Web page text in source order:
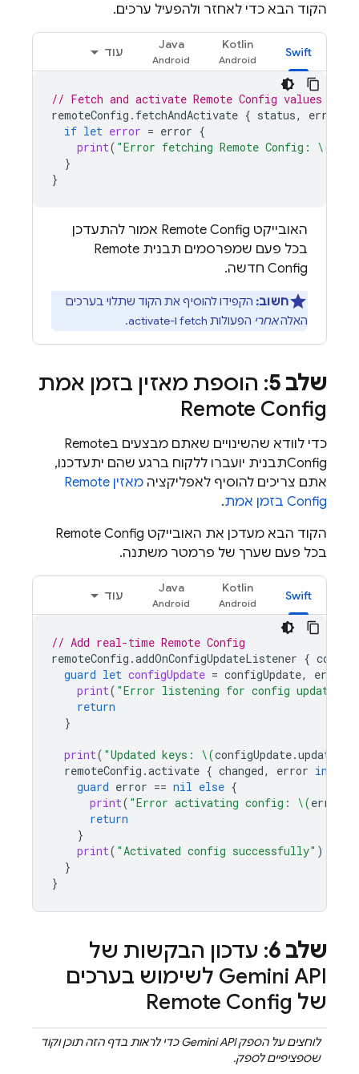
הקוד הבא כדי לאחזר ולהפעיל ערכים.
Swift
Kotlin
Java
עוד
// Fetch and activate Remote Config values
remoteConfig . fetchAndActivate { status, error
if let error = error {
print( "Error fetching Remote Config : \(
}
}
האובייקט Remote Config אמור להתעדכן
בכל פעם שמפרסמים תבנית Remote
Config חדשה.
חשוב: הקפידו להוסיף את הקוד שתלוי בערכים
האלהאחרי הפעולות fetch ו-activate.
שלב 5
: הוספת מאזין בזמן אמת
Remote Config
כדי לוודא שהשינויים שאתם מבצעים בRemote
Configתבנית יועברו ללקוח ברגע שהם יתעדכנו,
אתם צריכים להוסיף לאפליקציה מאזין Remote
Config בזמן אמת.
הקוד הבא מעדכן את האובייקט Remote Config
בכל פעם שערך של פרמטר משתנה.
Swift
Kotlin
Java
עוד
// Add real-time Remote Config
remoteConfig .addOnConfigUpdateListener {
guard let configUpdate = configUpdate, error
print( "Error listening for config updates:
return
}
print( "Updated keys: \(configUpdate.
remoteConfig .activate { changed, error in
guard error == nil else {
print( "Error activating config: \(error
return
}
print( "Activated config successfully" )
}
}
שלב 6
: עדכון הבקשות של
Gemini API לשימוש בערכים
של Remote Config
לוחצים על הספקGemini APIכדי לראות בדף הזה תוכן וקוד
שספציפיים לספק.